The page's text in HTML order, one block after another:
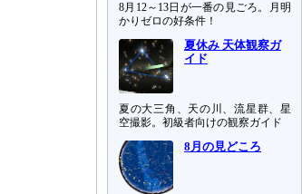
8月12～13日が一番の見ごろ。月明
かりゼロの好条件！
夏休み 天体観察ガ
イド
夏の大三角、天の川、流星群、星
空撮影。初級者向けの観察ガイド
8月の見どころ